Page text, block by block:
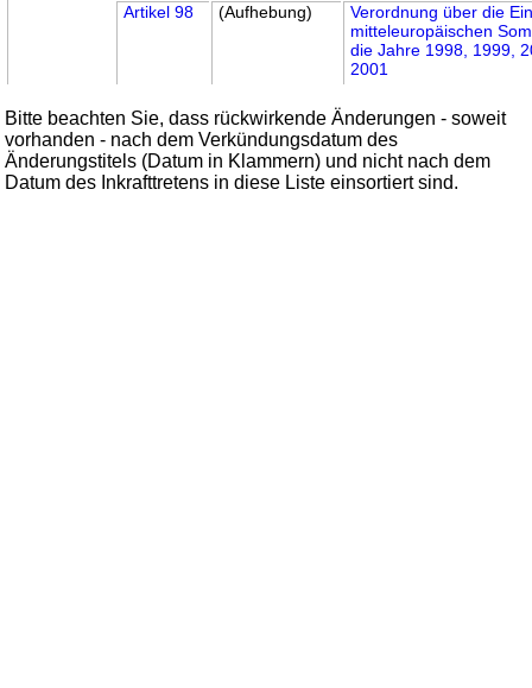
Artikel 98
(Aufhebung)
Verordnung über die
mitteleuropäischen
die Jahre 1998, 1999,
2001
Bitte beachten Sie, dass rückwirkende Änderungen - soweit
vorhanden - nach dem Verkündungsdatum des
Änderungstitels (Datum in Klammern) und nicht nach dem
Datum des Inkrafttretens in diese Liste einsortiert sind.